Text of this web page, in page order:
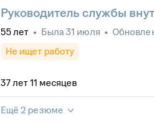
Руководитель службы
55 лет • Была31 июля •
Не ищет работу
37лет 11 месяцев
Ещё 2 резюме